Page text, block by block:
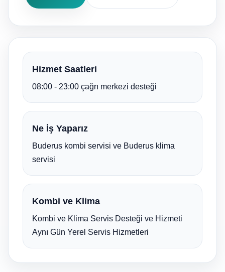
Hizmet Saatleri
08:00 - 23:00 çağrı merkezi desteği
Ne İş Yaparız
Buderus kombi servisi ve Buderus klima
servisi
Kombi ve Klima
Kombi ve Klima Servis Desteği ve Hizmeti
Aynı Gün Yerel Servis Hizmetleri